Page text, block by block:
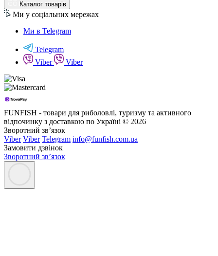
Каталог товарів
Ми у соціальних мережах
Ми в Telegram
Telegram
Viber
Viber
FUNFISH - товари для риболовлі, туризму та активного
відпочинку з доставкою по Україні © 2026
Зворотний зв’язок
Viber Viber Telegram info@funfish.com.ua
Замовити дзвінок
Зворотний зв’язок